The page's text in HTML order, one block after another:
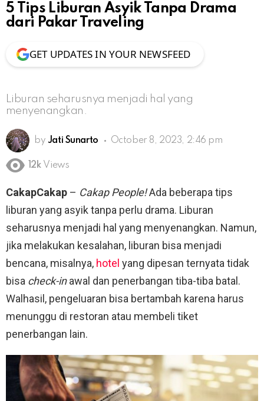
5 Tips Liburan Asyik Tanpa Drama
dari Pakar Traveling
GET UPDATES IN YOUR NEWSFEED
Liburan seharusnya menjadi hal yang
menyenangkan.
by Jati Sunarto October 8, 2023, 2:46 pm
12k Views
CakapCakap – Cakap People!Ada beberapa tips
liburan yang asyik tanpa perlu drama. Liburan
seharusnya menjadi hal yang menyenangkan. Namun,
jika melakukan kesalahan, liburan bisa menjadi
bencana, misalnya, hotel yang dipesan ternyata tidak
bisa check-inawal dan penerbangan tiba-tiba batal.
Walhasil, pengeluaran bisa bertambah karena harus
menunggu di restoran atau membeli tiket
penerbangan lain.